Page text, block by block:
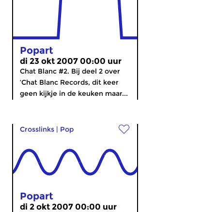
Popart
di 23 okt 2007 00:00 uur
Chat Blanc #2. Bij deel 2 over
‘Chat Blanc Records, dit keer
geen kijkje in de keuken maar...
Crosslinks | Pop
Popart
di 2 okt 2007 00:00 uur